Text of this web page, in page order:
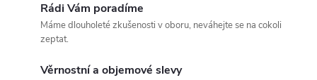
Rádi Vám poradíme
Máme dlouholeté zkušenosti v oboru, neváhejte se na cokoli
zeptat.
Věrnostní a objemové slevy